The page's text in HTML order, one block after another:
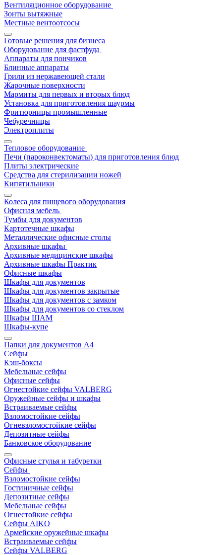
Вентиляционное оборудование
Зонты вытяжные
Местные вентоотсосы
Готовые решения для бизнеса
Оборудование для фастфуда
Аппараты для пончиков
Блинные аппараты
Грили из нержавеющей стали
Жарочные поверхности
Мармиты для первых и вторых блюд
Установка для приготовления шаурмы
Фритюрницы промышленные
Чебуречницы
Электроплиты
Тепловое оборудование
Печи (пароконвектоматы) для приготовления блюд
Плиты электрические
Средства для стерилизации ножей
Кипятильники
Колеса для пищевого оборудования
Офисная мебель
Тумбы для документов
Картотечные шкафы
Металлические офисные столы
Архивные шкафы
Архивные медицинские шкафы
Архивные шкафы Практик
Офисные шкафы
Шкафы для документов
Шкафы для документов закрытые
Шкафы для документов с замком
Шкафы для документов со стеклом
Шкафы ШАМ
Шкафы-купе
Папки для документов A4
Сейфы
Кэш-боксы
Мебельные сейфы
Офисные сейфы
Огнестойкие сейфы VALBERG
Оружейные сейфы и шкафы
Встраиваемые сейфы
Взломостойкие сейфы
Огневзломостойкие сейфы
Депозитные сейфы
Банковское оборудование
Офисные стулья и табуретки
Сейфы
Взломостойкие сейфы
Гостиничные сейфы
Депозитные сейфы
Мебельные сейфы
Огнестойкие сейфы
Сейфы AIKO
Армейские оружейные шкафы
Встраиваемые сейфы
Сейфы VALBERG